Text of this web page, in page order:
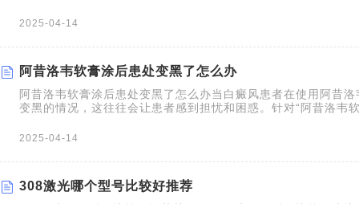
色素。这种治疗方法属于光疗的范畴，不涉及手术，其“级别”更
2025-04-14
阿昔洛韦软膏涂后患处变黑了怎么办
阿昔洛韦软膏涂后患处变黑了怎么办当白癜风患者在使用阿昔
变黑的情况，这往往会让患者感到担忧和困惑。针对“阿昔洛韦
的是单纯疱疹、带状疱疹等病毒感染性疾病。虽然有经验来看
癜风的症状，
2025-04-14
308激光哪个型号比较好推荐